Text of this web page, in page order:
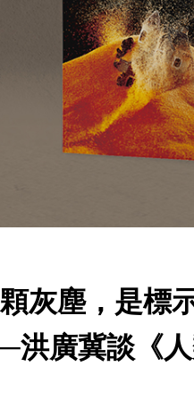
灰塵，是標
洪廣冀談《